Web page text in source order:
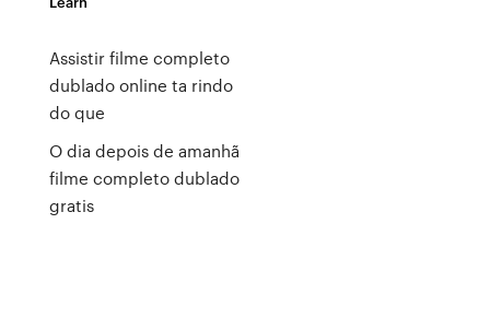
Assistir filme completo
dublado online ta rindo
do que
O dia depois de amanhã
filme completo dublado
gratis